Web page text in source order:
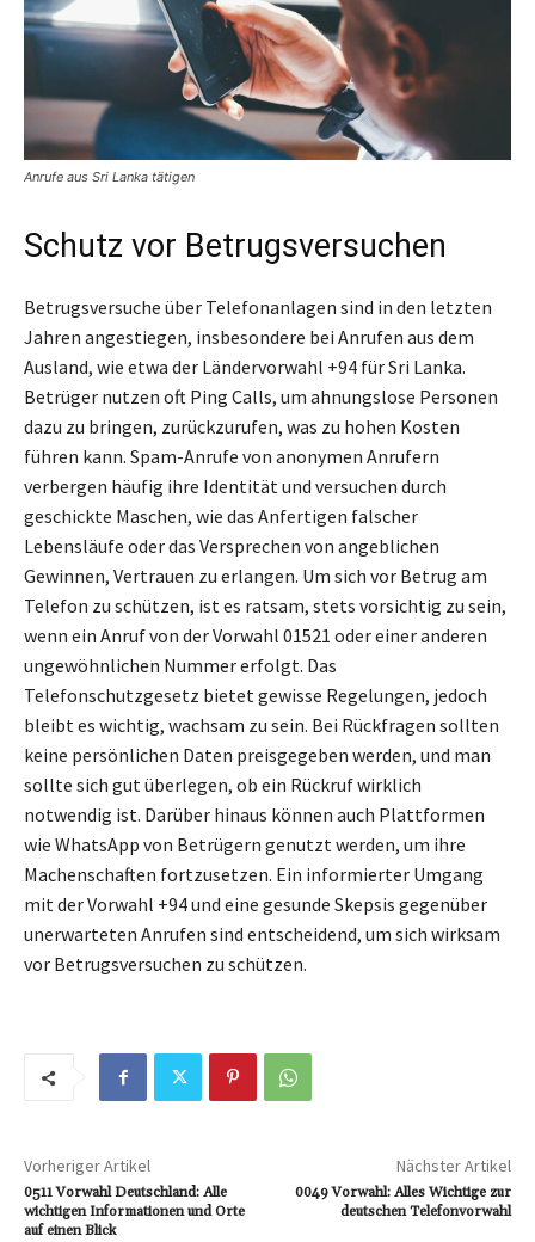
Anrufe aus Sri Lanka tätigen
Schutz vor Betrugsversuchen
Betrugsversuche über Telefonanlagen sind in den letzten
Jahren angestiegen, insbesondere bei Anrufen aus dem
Ausland, wie etwa der Ländervorwahl +94 für Sri Lanka.
Betrüger nutzen oft Ping Calls, um ahnungslose Personen
dazu zu bringen, zurückzurufen, was zu hohen Kosten
führen kann. Spam-Anrufe von anonymen Anrufern
verbergen häufig ihre Identität und versuchen durch
geschickte Maschen, wie das Anfertigen falscher
Lebensläufe oder das Versprechen von angeblichen
Gewinnen, Vertrauen zu erlangen. Um sich vor Betrug am
Telefon zu schützen, ist es ratsam, stets vorsichtig zu sein,
wenn ein Anruf von der Vorwahl 01521 oder einer anderen
ungewöhnlichen Nummer erfolgt. Das
Telefonschutzgesetz bietet gewisse Regelungen, jedoch
bleibt es wichtig, wachsam zu sein. Bei Rückfragen sollten
keine persönlichen Daten preisgegeben werden, und man
sollte sich gut überlegen, ob ein Rückruf wirklich
notwendig ist. Darüber hinaus können auch Plattformen
wie WhatsApp von Betrügern genutzt werden, um ihre
Machenschaften fortzusetzen. Ein informierter Umgang
mit der Vorwahl +94 und eine gesunde Skepsis gegenüber
unerwarteten Anrufen sind entscheidend, um sich wirksam
vor Betrugsversuchen zu schützen.
Vorheriger Artikel
0511 Vorwahl Deutschland: Alle
wichtigen Informationen und Orte
auf einen Blick
Nächster Artikel
0049 Vorwahl: Alles Wichtige zur
deutschen Telefonvorwahl